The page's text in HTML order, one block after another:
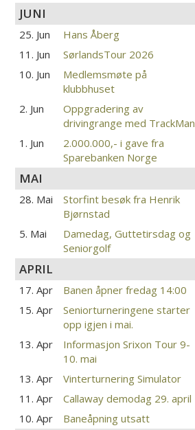
JUNI
25. Jun Hans Åberg
11. Jun
SørlandsTour 2026
10. Jun
Medlemsmøte på
klubbhuset
2. Jun
Oppgradering av
drivingrange med TrackMan
1. Jun
2.000.000,- i gave fra
Sparebanken Norge
MAI
28. Mai
Storfint besøk fra Henrik
Bjørnstad
5. Mai
Damedag, Guttetirsdag og
Seniorgolf
APRIL
17. Apr Banen åpner fredag 14:00
15. Apr
Seniorturneringene starter
opp igjen i mai.
13. Apr
Informasjon Srixon Tour 9-
10. mai
13. Apr Vinterturnering Simulator
11. Apr
Callaway demodag 29. april
10. Apr
Baneåpning utsatt